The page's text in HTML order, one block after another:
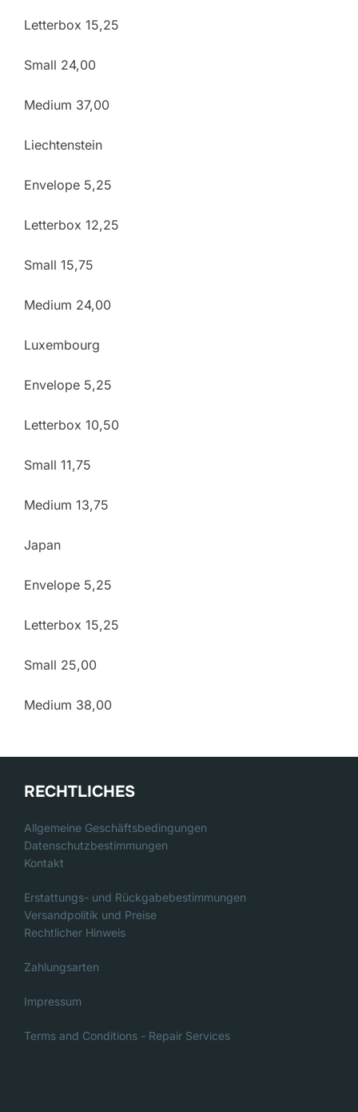
Letterbox 15,25
Small 24,00
Medium 37,00
Liechtenstein
Envelope 5,25
Letterbox 12,25
Small 15,75
Medium 24,00
Luxembourg
Envelope 5,25
Letterbox 10,50
Small 11,75
Medium 13,75
Japan
Envelope 5,25
Letterbox 15,25
Small 25,00
Medium 38,00
RECHTLICHES
Allgemeine Geschäftsbedingungen
Datenschutzbestimmungen
Kontakt
Erstattungs- und Rückgabebestimmungen
Versandpolitik und Preise
Rechtlicher Hinweis
Zahlungsarten
Impressum
Terms and Conditions - Repair Services